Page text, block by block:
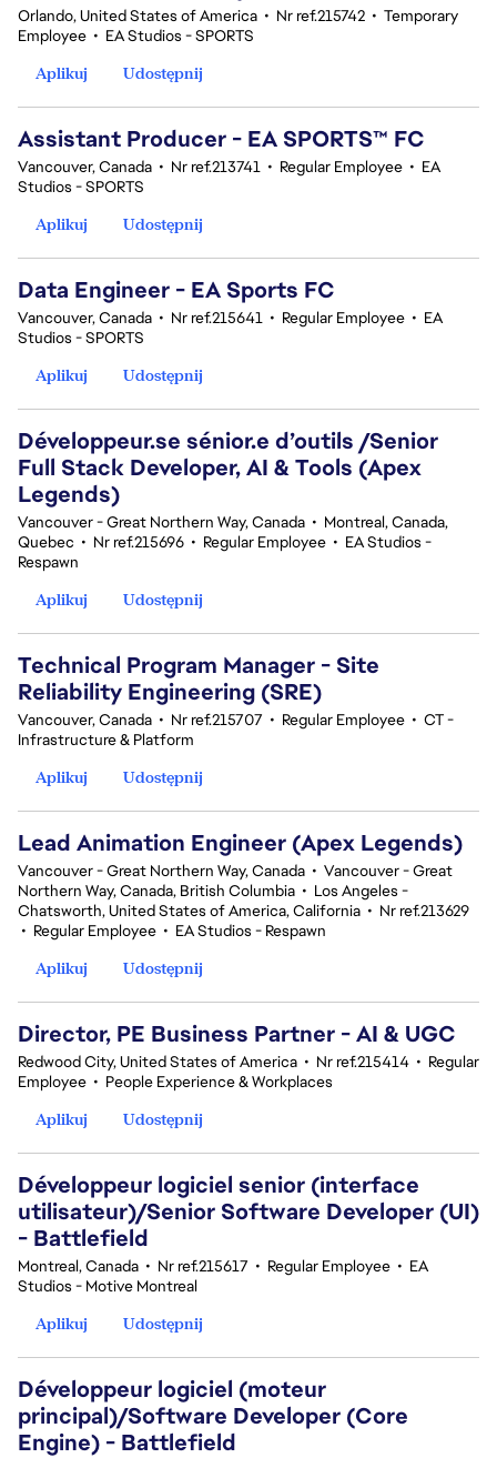
Orlando, United States of America • Nr ref.215742 • Temporary
Employee • EA Studios - SPORTS
Aplikuj
Udostępnij
Assistant Producer - EA SPORTS™ FC
Vancouver, Canada • Nr ref.213741 • Regular Employee • EA
Studios - SPORTS
Aplikuj
Udostępnij
Data Engineer - EA Sports FC
Vancouver, Canada • Nr ref.215641 • Regular Employee • EA
Studios - SPORTS
Aplikuj
Udostępnij
Développeur.se sénior.e d’outils /Senior
Full Stack Developer, AI & Tools (Apex
Legends)
Vancouver - Great Northern Way, Canada • Montreal, Canada,
Quebec • Nr ref.215696 • Regular Employee • EA Studios -
Respawn
Aplikuj
Udostępnij
Technical Program Manager - Site
Reliability Engineering (SRE)
Vancouver, Canada • Nr ref.215707 • Regular Employee • CT -
Infrastructure & Platform
Aplikuj
Udostępnij
Lead Animation Engineer (Apex Legends)
Vancouver - Great Northern Way, Canada • Vancouver - Great
Northern Way, Canada, British Columbia • Los Angeles -
Chatsworth, United States of America, California • Nr ref.213629
• Regular Employee • EA Studios - Respawn
Aplikuj
Udostępnij
Director, PE Business Partner - AI & UGC
Redwood City, United States of America • Nr ref.215414 • Regular
Employee • People Experience & Workplaces
Aplikuj
Udostępnij
Développeur logiciel senior (interface
utilisateur)/Senior Software Developer (UI)
- Battlefield
Montreal, Canada • Nr ref.215617 • Regular Employee • EA
Studios - Motive Montreal
Aplikuj
Udostępnij
Développeur logiciel (moteur
principal)/Software Developer (Core
Engine) - Battlefield